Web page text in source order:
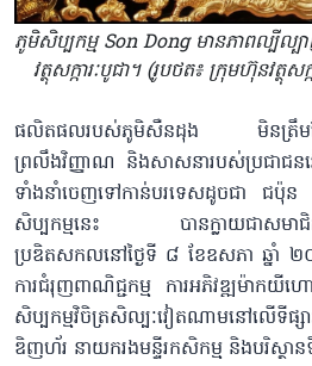
ភូមិសិប្បកម្ម Son Dong មានភាពល្បីល្បា
វត្ថុសក្ការៈបូជា។ (រូបថត៖ ក្រុមហ៊ុនវត្ថុ
ផលិតផលរបស់ភូមិសឺនដុង មិនត្រឹមតែប
ព្រលឹងវិញ្ញាណ និងសាសនារបស់ប្រជាជន
ទាំងនាំចេញទៅកាន់បរទេសដូចជា ជប៉ុន
សិប្បកម្មនេះ បានក្លាយជាសមាជិកន
ប្រឌិតសកលនៅថ្ងៃទី ៨ ខែឧសភា ឆ្នាំ
ការជំរុញពាណិជ្ជកម្ម ការអភិវឌ្ឍម៉ាកយី
សិប្បកម្មវិចិត្រសិល្បៈវៀតណាមនៅល
ឌិញហ័រ នាយករងមន្ទីរកសិកម្ម និងបរិស្ថ